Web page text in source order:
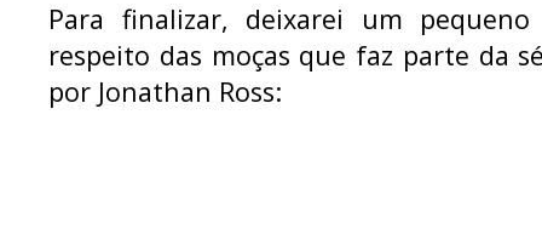
Para finalizar, deixarei um
respeito das moças que faz parte da
por Jonathan Ross: